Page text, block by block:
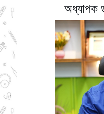
অধ্যাপক